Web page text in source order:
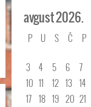
avgust 2026.
P U S Č P
3
4 5 6 7
10 11 12 13 14
17 18 19 20 21